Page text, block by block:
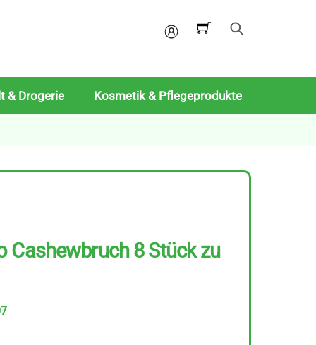
Mein
& Drogerie Kosmetik & Pflegeprodukte
Cashewbruch 8 Stück zu